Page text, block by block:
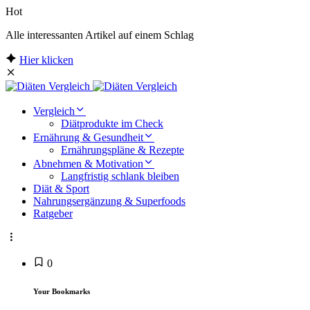
Hot
Alle interessanten Artikel auf einem Schlag
Hier klicken
Vergleich
Diätprodukte im Check
Ernährung & Gesundheit
Ernährungspläne & Rezepte
Abnehmen & Motivation
Langfristig schlank bleiben
Diät & Sport
Nahrungsergänzung & Superfoods
Ratgeber
0
Your Bookmarks